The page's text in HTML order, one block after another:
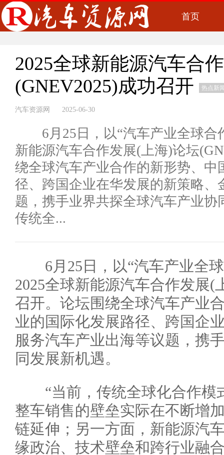
首页
2025全球新能源汽车合
(GNEV2025)成功召开
热点新
汽车资源网 2025-06-30
6月25日，以“汽车产业全球合
新能源汽车合作发展(上海)论坛
绕全球汽车产业合作的新形势、
径、跨国企业在华发展的新策略
题，携手业界共探全球汽车产业
传统全...
6月25日，以“汽车产业全球
2025全球新能源汽车合作发展(
召开。论坛围绕全球汽车产业
业的国际化发展路径、跨国企
服务汽车产业出海等议题，携
同发展新机遇。
“当前，传统全球化合作模
整车销售的壁垒实际在不断增
链延伸；另一方面，新能源汽
缘政治、技术壁垒和跨行业融